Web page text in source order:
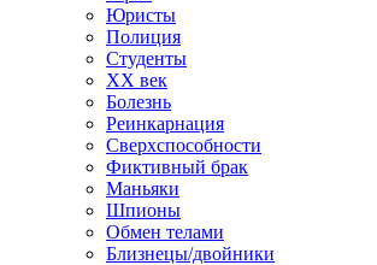
Юристы
Полиция
Студенты
ХХ век
Болезнь
Реинкарнация
Сверхспособности
Фиктивный брак
Маньяки
Шпионы
Обмен телами
Близнецы/двойники